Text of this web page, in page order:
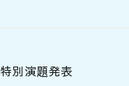
特別演題発表